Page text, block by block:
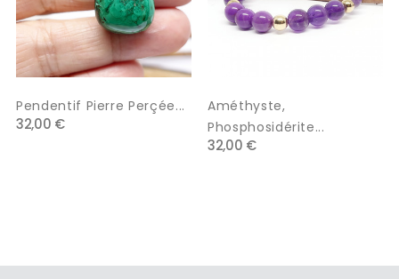
Pendentif Pierre Perçée...
32,00 €
Améthyste,
Phosphosidérite...
32,00 €